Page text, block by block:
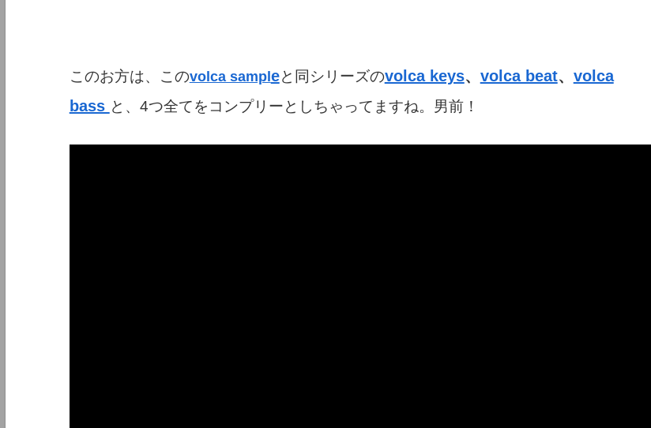
このお方は、このvolca sampl eと同シリーズのvolca keys、 volca beat、 volca
bass と、4つ全てをコンプリーとしちゃってますね。男前！